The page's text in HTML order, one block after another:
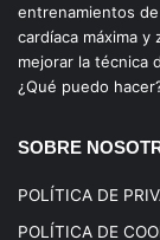
entrenamientos
cardíaca máxima
mejorar la técnica
¿Qué puedo
SOBRE
POLÍTICA DE
POLÍTICA DE